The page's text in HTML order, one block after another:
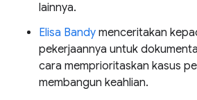
lainnya.
Elisa Bandy menceritakan
pekerjaannya untuk
cara memprioritaskan kasus
membangun keahlian.